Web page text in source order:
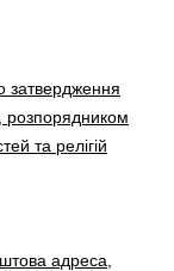
розпорядником
та релігій
адреса,